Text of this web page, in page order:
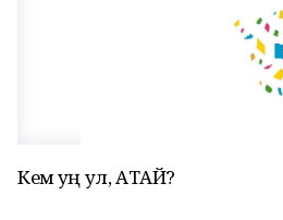
Кем һуң ул, АТАЙ?